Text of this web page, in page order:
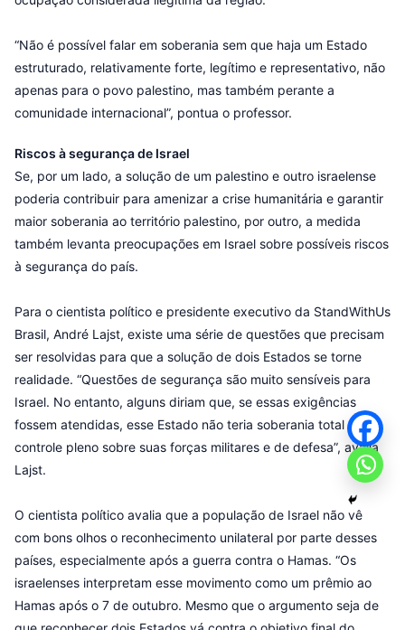
“Não é possível falar em soberania sem que haja um Estado
estruturado, relativamente forte, legítimo e representativo, não
apenas para o povo palestino, mas também perante a
comunidade internacional”, pontua o professor.
Riscos à segurança de Israel
Se, por um lado, a solução de um palestino e outro israelense
poderia contribuir para amenizar a crise humanitária e garantir
maior soberania ao território palestino, por outro, a medida
também levanta preocupações em Israel sobre possíveis riscos
à segurança do país.
Para o cientista político e presidente executivo da StandWithUs
Brasil, André Lajst, existe uma série de questões que precisam
ser resolvidas para que a solução de dois Estados se torne
realidade. “Questões de segurança são muito sensíveis para
Israel. No entanto, alguns diriam que, se essas exigências
fossem atendidas, esse Estado não teria soberania total nem
controle pleno sobre suas forças militares e de defesa”, avalia
Lajst.
O cientista político avalia que a população de Israel não vê
com bons olhos o reconhecimento unilateral por parte desses
países, especialmente após a guerra contra o Hamas. “Os
israelenses interpretam esse movimento como um prêmio ao
Hamas após o 7 de outubro. Mesmo que o argumento seja de